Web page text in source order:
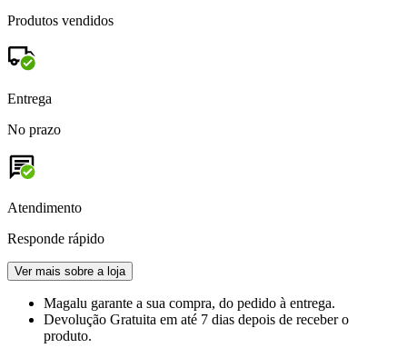
Produtos vendidos
Entrega
No prazo
Atendimento
Responde rápido
Ver mais sobre a loja
Magalu garante a sua compra, do pedido à entrega.
Devolução Gratuita em até 7 dias depois de receber o
produto.